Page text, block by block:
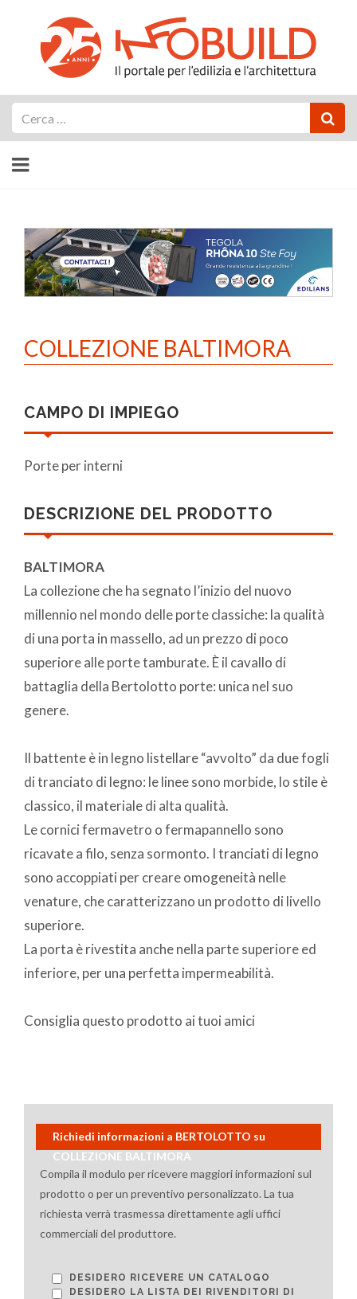
COLLEZIONE BALTIMORA
CAMPO DI IMPIEGO
Porte per interni
DESCRIZIONE DEL PRODOTTO
BALTIMORA
La collezione che ha segnato l’inizio del nuovo
millennio nel mondo delle porte classiche: la qualità
di una porta in massello, ad un prezzo di poco
superiore alle porte tamburate. È il cavallo di
battaglia della Bertolotto porte: unica nel suo
genere.
Il battente è in legno listellare “avvolto” da due fogli
di tranciato di legno: le linee sono morbide, lo stile è
classico, il materiale di alta qualità.
Le cornici fermavetro o fermapannello sono
ricavate a filo, senza sormonto. I tranciati di legno
sono accoppiati per creare omogeneità nelle
venature, che caratterizzano un prodotto di livello
superiore.
La porta è rivestita anche nella parte superiore ed
inferiore, per una perfetta impermeabilità.
Consiglia questo prodotto ai tuoi amici
Richiedi informazioni a BERTOLOTTO su
COLLEZIONE BALTIMORA
Compila il modulo per ricevere maggiori informazioni sul
prodotto o per un preventivo personalizzato. La tua
richiesta verrà trasmessa direttamente agli uffici
commerciali del produttore.
DESIDERO RICEVERE UN CATALOGO
DESIDERO LA LISTA DEI RIVENDITORI DI